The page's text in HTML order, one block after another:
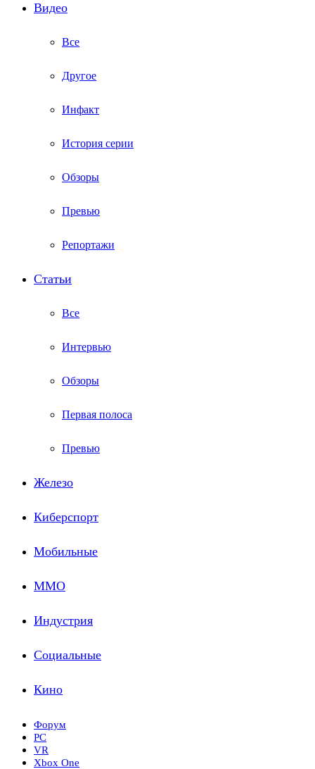
Видео
Все
Другое
Инфакт
История серии
Обзоры
Превью
Репортажи
Статьи
Все
Интервью
Обзоры
Первая полоса
Превью
Железо
Киберспорт
Мобильные
ММО
Индустрия
Социальные
Кино
Форум
PC
VR
Xbox One